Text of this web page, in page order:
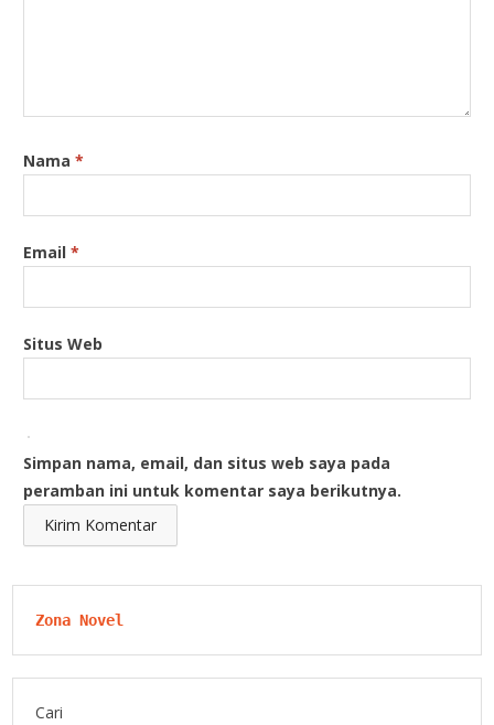
Nama*
Email*
Situs Web
Simpan nama, email, dan situs web saya pada
peramban ini untuk komentar saya berikutnya.
Zona Novel
Cari